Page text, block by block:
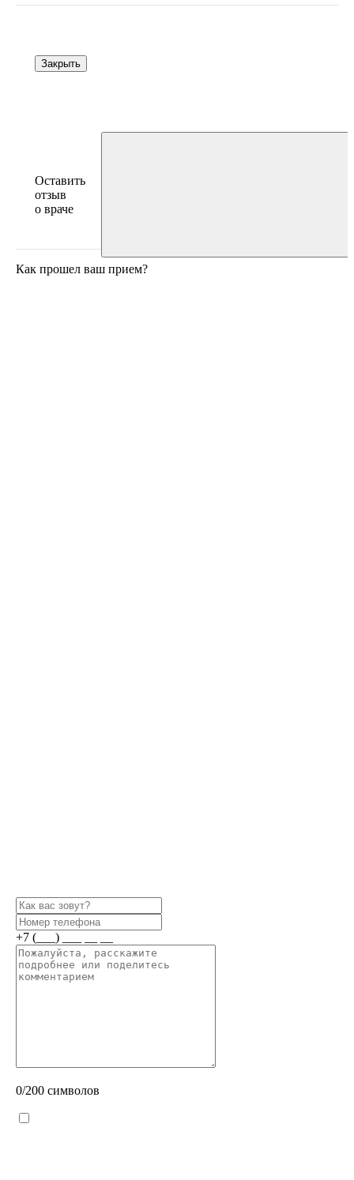
Закрыть
Оставить
отзыв
о враче
Как прошел ваш прием?
+7 (___) ___ __ __
0/200 символов